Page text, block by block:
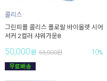
콜리스
그린피플 콜리스 플로랄 바이올렛 시어
서커 2컬러 샤워가운8
50,000원 55,000원 10%